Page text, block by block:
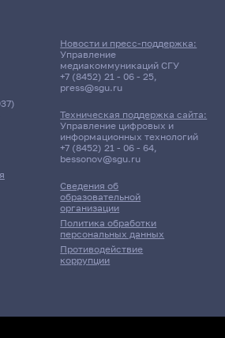
Сведения об
образовательной
организации
Политика обработки
персональных данных
Противодействие
коррупции
Новости и пресс-поддержка:
Управление
медиакоммуникаций СГУ
+7 (8452) 21 - 06 - 25,
press@sgu.ru
Техническая поддержка сайта:
Управление цифровых и
информационных технологий
+7 (8452) 21 - 06 - 64,
bessonov@sgu.ru